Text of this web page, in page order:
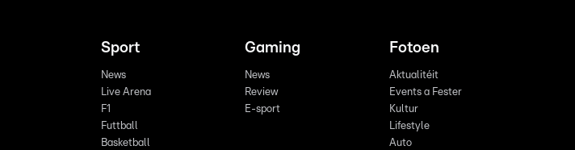
Sport
News
Live Arena
F1
Futtball
Basketball
Gaming
News
Review
E-sport
Fotoen
Aktualitéit
Events a Fester
Kultur
Lifestyle
Auto